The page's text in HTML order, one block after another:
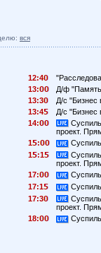
вся
12:4
13:
Д/ф
13:3
Д/с "Бизнес
13:4
Д/с "Бизнес
14:
проект.
1
:
1
:1
проект.
17:
17:1
17:3
проект.
18: